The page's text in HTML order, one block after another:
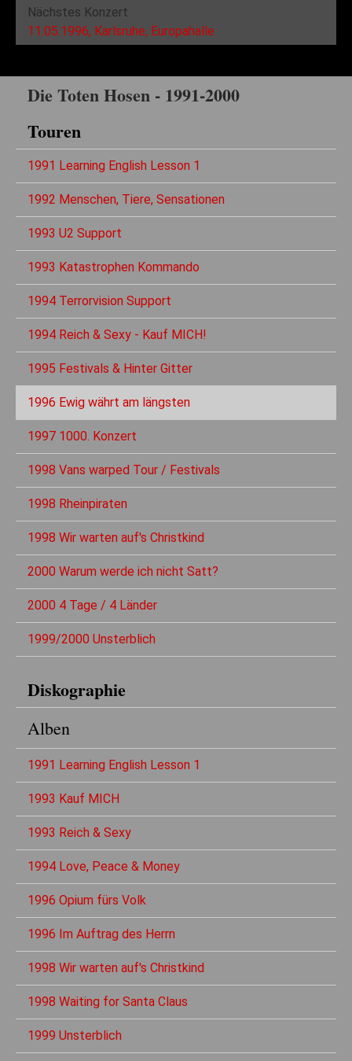
Nächstes Konzert
11.05.1996, Karlsruhe, Europahalle
Die Toten Hosen - 1991-2000
Touren
1991 Learning English Lesson 1
1992 Menschen, Tiere, Sensationen
1993 U2 Support
1993 Katastrophen Kommando
1994 Terrorvision Support
1994 Reich & Sexy - Kauf MICH!
1995 Festivals & Hinter Gitter
1996 Ewig währt am längsten
1997 1000. Konzert
1998 Vans warped Tour / Festivals
1998 Rheinpiraten
1998 Wir warten auf's Christkind
2000 Warum werde ich nicht Satt?
2000 4 Tage / 4 Länder
1999/2000 Unsterblich
Diskographie
Alben
1991 Learning English Lesson 1
1993 Kauf MICH
1993 Reich & Sexy
1994 Love, Peace & Money
1996 Opium fürs Volk
1996 Im Auftrag des Herrn
1998 Wir warten auf's Christkind
1998 Waiting for Santa Claus
1999 Unsterblich